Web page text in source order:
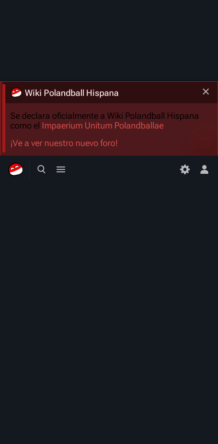
Búsqueda alternativa
Menú alternativo
Wiki Polandball Hispana
Se declara oficialmente a Wiki Polandball Hispana
como el Impaerium Unitum Polandballae
¡Ve a ver nuestro nuevo foro!